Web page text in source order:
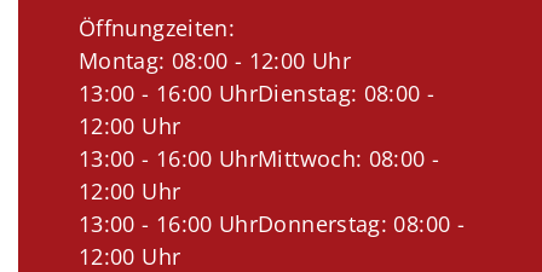
Öffnungzeiten:
Montag: 08:00 - 12:00 Uhr
13:00 - 16:00 UhrDienstag: 08:00 -
12:00 Uhr
13:00 - 16:00 UhrMittwoch: 08:00 -
12:00 Uhr
13:00 - 16:00 UhrDonnerstag: 08:00 -
12:00 Uhr